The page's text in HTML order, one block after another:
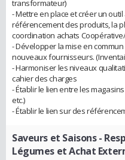
transformateur)
- Mettre en place et créer un
référencement des produits, la
coordination achats
- Développer la mise en
nouveaux fournisseurs.
- Harmoniser les niveaux
cahier des charges
- Établir le lien entre les
etc.)
- Établir le lien sur des
Saveurs et Saisons-
Légumes et Achat